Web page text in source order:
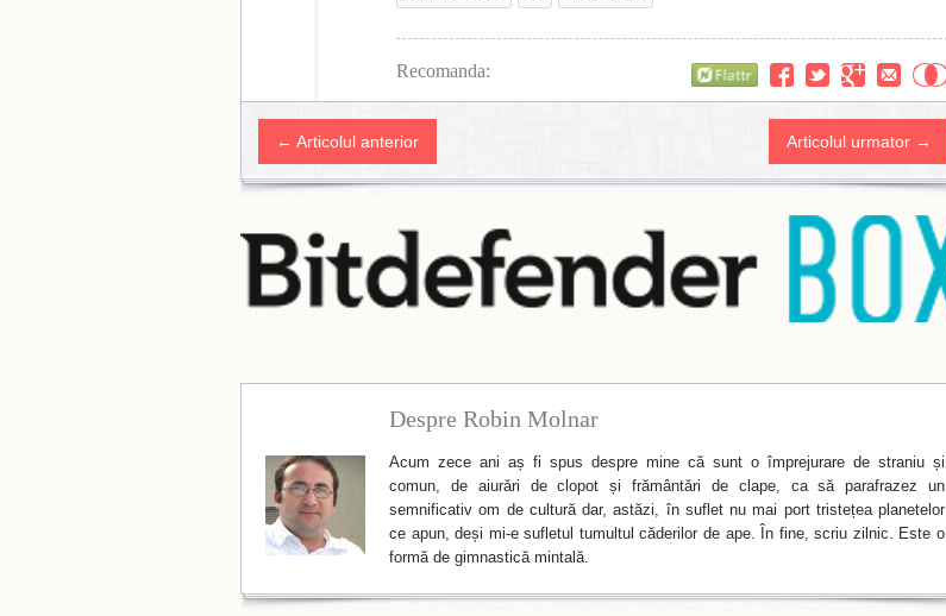
Recomanda:
← Articolul anterior Articolul urmator →
Despre Robin Molnar
Acum zece ani aș fi spus despre mine că sunt o împrejurare de straniu și
comun, de aiurări de clopot și frământări de clape, ca să parafrazez un
semnificativ om de cultură dar, astăzi, în suflet nu mai port tristețea planetelor
ce apun, deși mi-e sufletul tumultul căderilor de ape. În fine, scriu zilnic. Este o
formă de gimnastică mintală.